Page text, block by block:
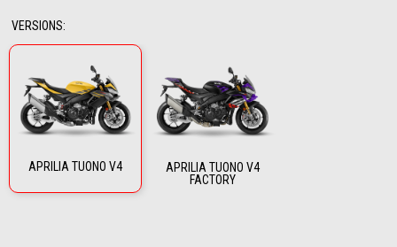
VERSIONS:
APRILIA TUONO V4
APRILIA TUONO V4
FACTORY